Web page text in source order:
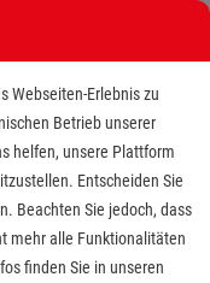
Webseiten-Erlebnis zu
Betrieb unserer
helfen, unsere Plattform
Entscheiden Sie
Beachten Sie jedoch, dass
mehr alle Funktionalitäten
finden Sie in unseren